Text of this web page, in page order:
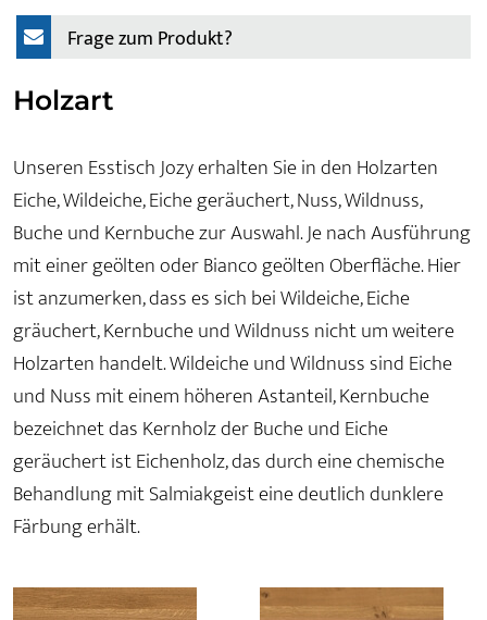
Frage zum Produkt?
Holzart
Unseren Esstisch Jozy erhalten Sie in den Holzarten
Eiche, Wildeiche, Eiche geräuchert, Nuss, Wildnuss,
Buche und Kernbuche zur Auswahl. Je nach Ausführung
mit einer geölten oder Bianco geölten Oberfläche. Hier
ist anzumerken, dass es sich bei Wildeiche, Eiche
gräuchert, Kernbuche und Wildnuss nicht um weitere
Holzarten handelt. Wildeiche und Wildnuss sind Eiche
und Nuss mit einem höheren Astanteil, Kernbuche
bezeichnet das Kernholz der Buche und Eiche
geräuchert ist Eichenholz, das durch eine chemische
Behandlung mit Salmiakgeist eine deutlich dunklere
Färbung erhält.